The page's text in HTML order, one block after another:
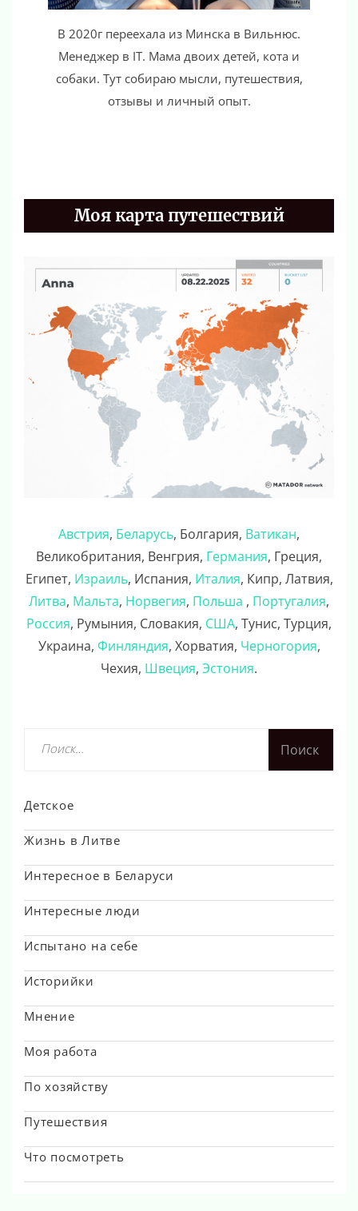
В 2020г переехала из Минска в Вильнюс.
Менеджер в IT. Мама двоих детей, кота и
собаки. Тут собираю мысли, путешествия,
отзывы и личный опыт.
Моя карта путешествий
Австрия, Беларусь, Болгария, Ватикан,
Великобритания, Венгрия, Германия, Греция,
Египет, Израиль, Испания, Италия, Кипр, Латвия,
Литва, Мальта, Норвегия, Польша , Португалия,
Россия, Румыния, Словакия, США, Тунис, Турция,
Украина, Финляндия, Хорватия, Черногория,
Чехия, Швеция, Эстония.
Детское
Жизнь в Литве
Интересное в Беларуси
Интересные люди
Испытано на себе
Историйки
Мнение
Моя работа
По хозяйству
Путешествия
Что посмотреть